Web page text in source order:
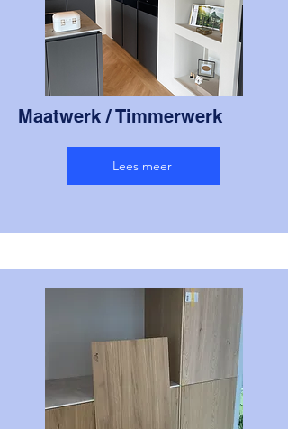
Maatwerk / Timmerwerk
Lees meer